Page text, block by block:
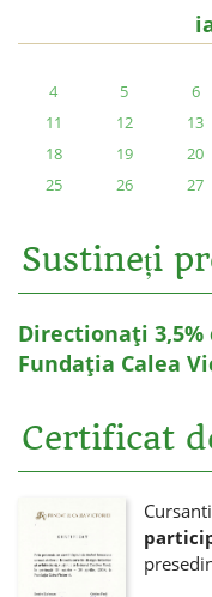
4
5 6
11
12 13
18
19 20
25
26 27
Sustineți
Directionați
Fundația Calea
Certificat